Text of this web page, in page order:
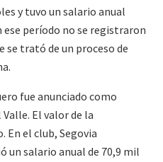
y tuvo un salario anual
ese período no se registraron
se trató de un proceso de
fue anunciado como
Valle. El valor de la
En el club, Segovia
un salario anual de 70,9 mil